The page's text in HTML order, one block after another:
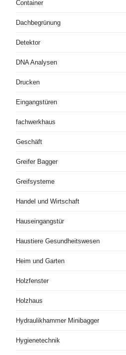
Container
Dachbegrünung
Detektor
DNA Analysen
Drucken
Eingangstüren
fachwerkhaus
Geschäft
Greifer Bagger
Greifsysteme
Handel und Wirtschaft
Hauseingangstür
Haustiere Gesundheitswesen
Heim und Garten
Holzfenster
Holzhaus
Hydraulikhammer Minibagger
Hygienetechnik